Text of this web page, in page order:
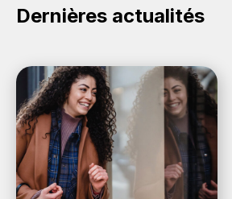
Dernières actualités